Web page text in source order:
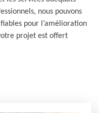
nous pouvons
pour l’amélioration
projet est offert